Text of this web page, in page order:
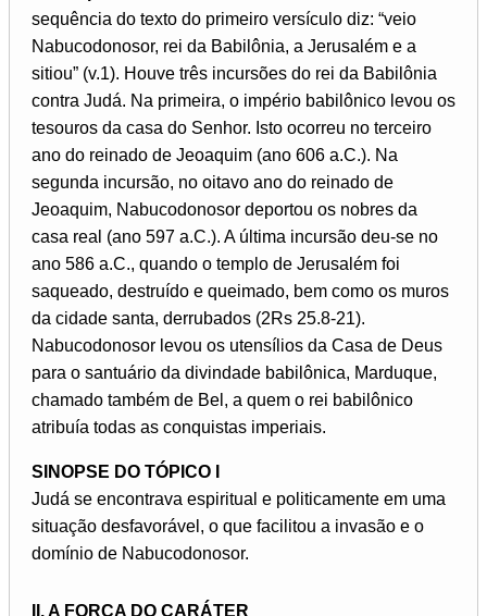
sequência do texto do primeiro versículo diz: “veio
Nabucodonosor, rei da Babilônia, a Jerusalém e a
sitiou” (v.1). Houve três incursões do rei da Babilônia
contra Judá. Na primeira, o império babilônico levou os
tesouros da casa do Senhor. Isto ocorreu no terceiro
ano do reinado de Jeoaquim (ano 606 a.C.). Na
segunda incursão, no oitavo ano do reinado de
Jeoaquim, Nabucodonosor deportou os nobres da
casa real (ano 597 a.C.). A última incursão deu-se no
ano 586 a.C., quando o templo de Jerusalém foi
saqueado, destruído e queimado, bem como os muros
da cidade santa, derrubados (2Rs 25.8-21).
Nabucodonosor levou os utensílios da Casa de Deus
para o santuário da divindade babilônica, Marduque,
chamado também de Bel, a quem o rei babilônico
atribuía todas as conquistas imperiais.
SINOPSE DO TÓPICO I
Judá se encontrava espiritual e politicamente em uma
situação desfavorável, o que facilitou a invasão e o
domínio de Nabucodonosor.
II. A FORÇA DO CARÁTER